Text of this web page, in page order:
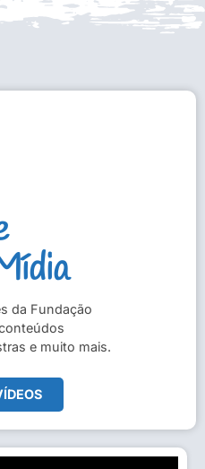
da Fundação
e muito mais.